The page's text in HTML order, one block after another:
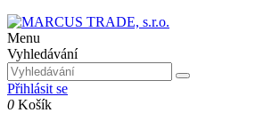
Menu
Vyhledávání
Přihlásit se
0 Košík